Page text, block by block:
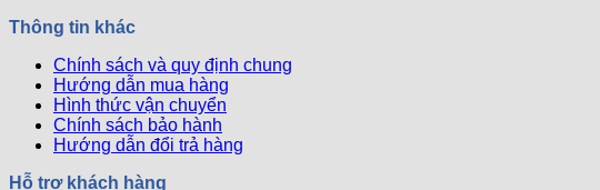
Thông tin khác
Chính sách và quy định chung
Hướng dẫn mua hàng
Hình thức vận chuyển
Chính sách bảo hành
Hướng dẫn đổi trả hàng
Hỗ trợ khách hàng